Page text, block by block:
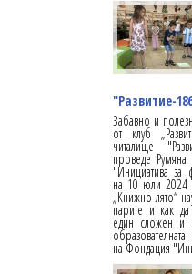
"Развитие-
Забавно и
от клуб
читалище
проведе Румяна
"Инициатива за
на 10 юли 2024
„Книжно лято“
парите и как
един сложен и
на Фондация